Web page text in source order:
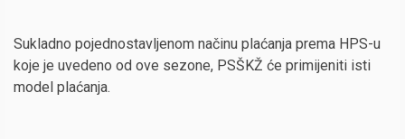
Sukladno pojednostavljenom načinu plaćanja prema HPS-u
koje je uvedeno od ove sezone, PSŠKŽ će primijeniti isti
model plaćanja.